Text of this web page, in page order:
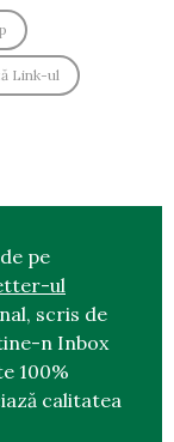
Link-ul
pe
ul
scris de
n Inbox
100%
calitatea